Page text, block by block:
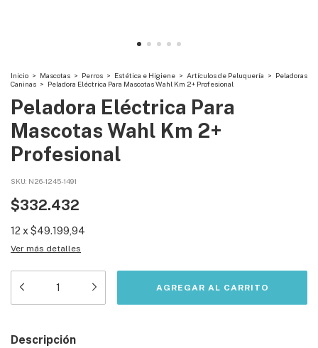
Inicio > Mascotas > Perros > Estética e Higiene > Artículos de Peluquería > Peladoras
Caninas > Peladora Eléctrica Para Mascotas Wahl Km 2+ Profesional
Peladora Eléctrica Para
Mascotas Wahl Km 2+
Profesional
SKU: N26-1245-1491
$332.432
12 x $49.199,94
Ver más detalles
Descripción